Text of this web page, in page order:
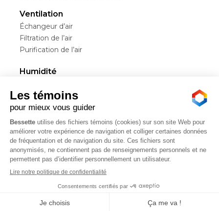
Ventilation
Échangeur d’air
Filtration de l’air
Purification de l’air
Humidité
Humidificateurs
Entretien et installation
Service résidentiel et commercial
Location
Financement
réservés.